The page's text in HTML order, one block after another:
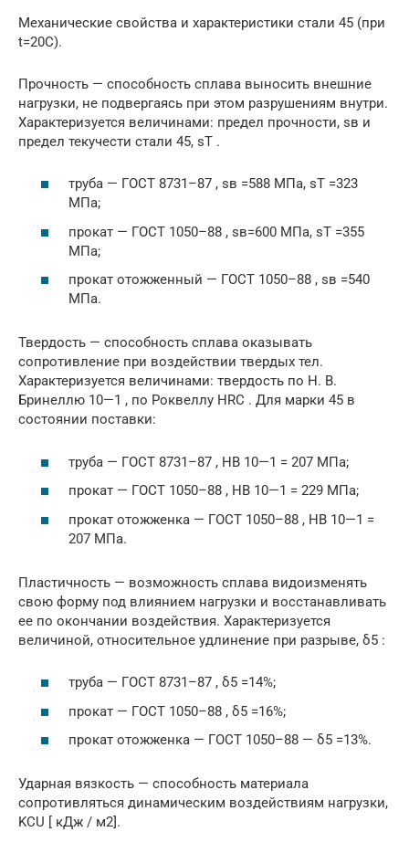
Механические свойства и характеристики стали 45 (при
t=20C).
Прочность — способность сплава выносить внешние
нагрузки, не подвергаясь при этом разрушениям внутри.
Характеризуется величинами: предел прочности, sв и
предел текучести стали 45, sT .
труба — ГОСТ 8731–87 , sв =588 МПа, sT =323
МПа;
прокат — ГОСТ 1050–88 , sв=600 МПа, sT =355
МПа;
прокат отожженный — ГОСТ 1050–88 , sв =540
МПа.
Твердость — способность сплава оказывать
сопротивление при воздействии твердых тел.
Характеризуется величинами: твердость по Н. В.
Бринеллю 10—1 , по Роквеллу HRC . Для марки 45 в
состоянии поставки:
труба — ГОСТ 8731–87 , HB 10—1 = 207 МПа;
прокат — ГОСТ 1050–88 , HB 10—1 = 229 МПа;
прокат отожженка — ГОСТ 1050–88 , HB 10—1 =
207 МПа.
Пластичность — возможность сплава видоизменять
свою форму под влиянием нагрузки и восстанавливать
ее по окончании воздействия. Характеризуется
величиной, относительное удлинение при разрыве, δ5 :
труба — ГОСТ 8731–87 , δ5 =14%;
прокат — ГОСТ 1050–88 , δ5 =16%;
прокат отожженка — ГОСТ 1050–88 — δ5 =13%.
Ударная вязкость — способность материала
сопротивляться динамическим воздействиям нагрузки,
KCU [ кДж / м2].